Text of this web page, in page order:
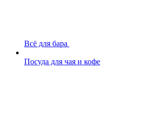
Всё для бара
Посуда для чая и кофе